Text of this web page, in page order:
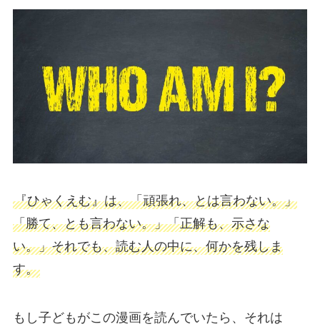
『ひゃくえむ』は、「頑張れ、とは言わない。」
「勝て、とも言わない。」「正解も、示さな
い。」それでも、読む人の中に、何かを残しま
す。
もし子どもがこの漫画を読んでいたら、それは